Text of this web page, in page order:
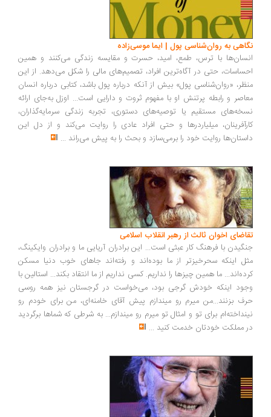
به روان‌شناسی پول | ایما موسی‌زاده
با ترس، طمع، امید، حسرت و مقایسه زندگی می‌کنند و همین
حتی در آگاه‌ترین افراد، تصمیم‌های مالی را شکل می‌دهد. از این
«روان‌شناسی پول» بیش از آنکه درباره پول باشد، کتابی درباره انسان
و رابطه پرتنش او با مفهوم ثروت و دارایی است... اوزل به‌جای ارائه
مستقیم یا توصیه‌های دستوری، تجربه زندگی سرمایه‌گذاران،
میلیاردرها و حتی افراد عادی را روایت می‌کند و از دل این
روایت خود را برمی‌سازد و بحث را به پیش می‌راند...
اخوان ثالث از رهبر انقلاب اسلامی
با فرهنگ کار عبثی است... این برادران آریایی ما و برادران وایکینگ،
اینکه سحرخیزتر از ما بوده‌اند و رفته‌اند جاهای خوب دنیا مسکن
ما همین چیزها را نداریم. کسی نداریم از ما انتقاد بکند... استالین با
اینکه خودش گرجی بود، می‌خواست در گرجستان نیز همه روسی
بزنند...من میرم رو میندازم پیش آقای خامنه‌ای، من برای خودم رو
برای تو و امثال تو میرم رو میندازم... به شرطی که شماها برگردید
مملکت خودتان خدمت کنید...